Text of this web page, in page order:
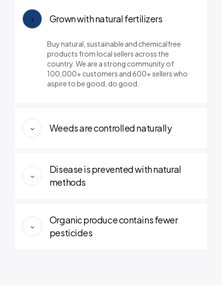
Grown with natural fertilizers
Buy natural, sustainable and chemicalfree
products from local sellers across the
country. We are a strong community of
100,000+ customers and 600+ sellers who
aspire to be good, do good.
Weeds are controlled naturally
Disease is prevented with natural
methods
Organic produce contains fewer
pesticides